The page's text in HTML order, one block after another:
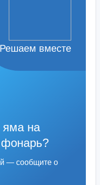
Решаем вместе
яма на
фонарь?
— сообщите о